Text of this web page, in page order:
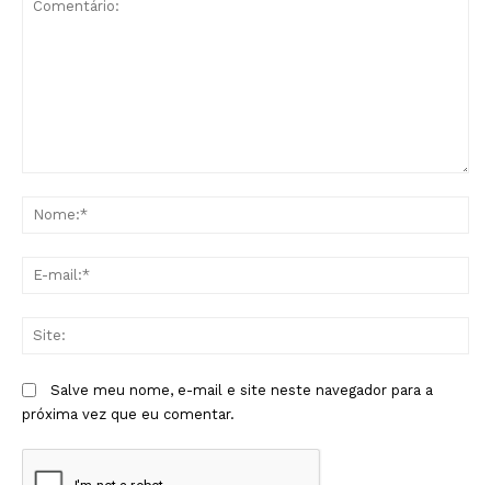
Salve meu nome, e-mail e site neste navegador para a
próxima vez que eu comentar.